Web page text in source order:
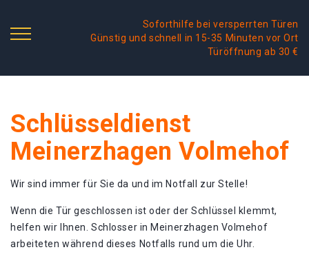
Soforthilfe bei versperrten Türen
Günstig und schnell in 15-35 Minuten vor Ort
Türöffnung ab 30 €
Schlüsseldienst
Meinerzhagen Volmehof
Wir sind immer für Sie da und im Notfall zur Stelle!
Wenn die Tür geschlossen ist oder der Schlüssel klemmt,
helfen wir Ihnen. Schlosser in Meinerzhagen Volmehof
arbeiteten während dieses Notfalls rund um die Uhr.